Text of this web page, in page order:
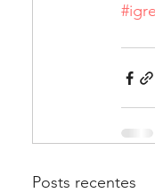
Posts recentes